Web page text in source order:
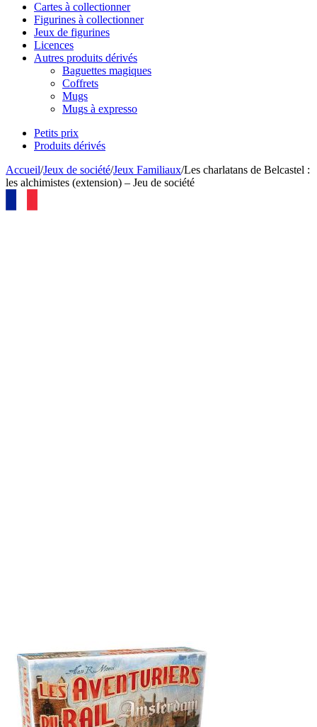
Cartes à collectionner
Figurines à collectionner
Jeux de figurines
Licences
Autres produits dérivés
Baguettes magiques
Coffrets
Mugs
Mugs à expresso
Petits prix
Produits dérivés
Accueil/Jeux de société/Jeux Familiaux/Les charlatans de Belcastel :
les alchimistes (extension) – Jeu de société